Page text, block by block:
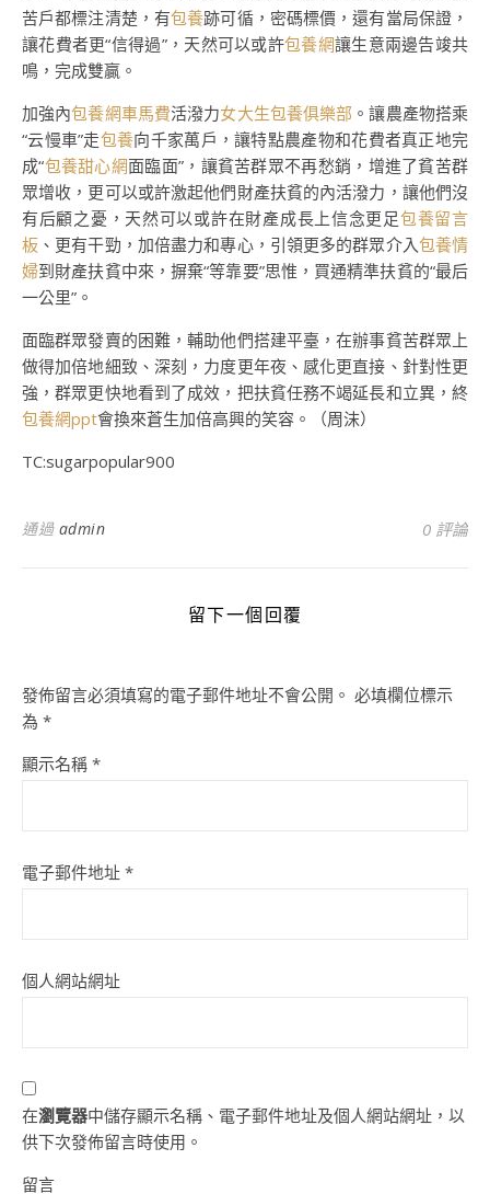
苦戶都標注清楚，有包養跡可循，密碼標價，還有當局保證，
讓花費者更“信得過”，天然可以或許包養網讓生意兩邊告竣共
鳴，完成雙贏。
加強內包養網車馬費活潑力女大生包養俱樂部 。讓農產物搭乘
“云慢車”走包養向千家萬戶，讓特點農產物和花費者真正地完
成“包養甜心網面臨面”，讓貧苦群眾不再愁銷，增進了貧苦群
眾增收，更可以或許激起他們財產扶貧的內活潑力，讓他們沒
有后顧之憂，天然可以或許在財產成長上信念更足包養留言
板 、更有干勁，加倍盡力和專心，引領更多的群眾介入包養情
婦到財產扶貧中來，摒棄“等靠要”思惟，買通精準扶貧的“最后
一公里”。
面臨群眾發賣的困難，輔助他們搭建平臺，在辦事貧苦群眾上
做得加倍地細致、深刻，力度更年夜、感化更直接、針對性更
強，群眾更快地看到了成效，把扶貧任務不竭延長和立異，終
包養網ppt會換來蒼生加倍高興的笑容。（周沫）
TC:sugarpopular900
通過 admin 0 評論
留下一個回覆
發佈留言必須填寫的電子郵件地址不會公開。 必填欄位標示
為 *
顯示名稱 *
電子郵件地址 *
個人網站網址
在瀏覽器中儲存顯示名稱、電子郵件地址及個人網站網址，以
供下次發佈留言時使用。
留言